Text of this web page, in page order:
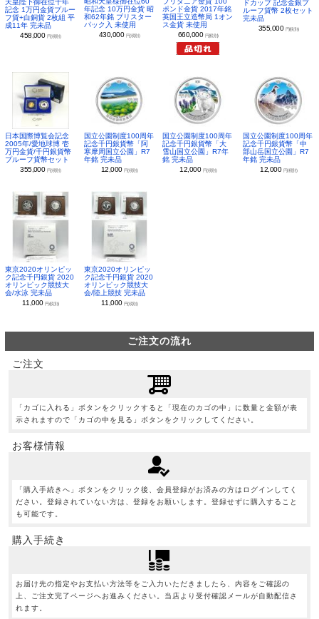
天皇陛下御在位十年
記念 1万円金貨プルー
フ貨+白銅貨 2枚組 平
成11年 完未品
458,000 円(税別)
年記念 10万円金貨 昭
和62年銘 ブリスター
パック入 未使用
430,000 円(税別)
ポンド金貨 2017年銘
英国王立造幣局 1オン
ス金貨 未使用
660,000 円(税別)
ドカップ 記念金銀プ
ルーフ貨幣 2枚セット
完未品
355,000 円(税別)
日本国際博覧会記念
2005年/愛地球博 壱
万円金貨/千円銀貨幣
プルーフ貨幣セット
355,000 円(税別)
国立公園制度100周年
記念千円銀貨幣「阿
寒摩周国立公園」R7
年銘 完未品
12,000 円(税別)
国立公園制度100周年
記念千円銀貨幣「大
雪山国立公園」R7年
銘 完未品
12,000 円(税別)
国立公園制度100周年
記念千円銀貨幣「中
部山岳国立公園」R7
年銘 完未品
12,000 円(税別)
東京2020オリンピッ
ク記念千円銀貨 2020
オリンピック競技大
会/水泳 完未品
11,000円(税別)
東京2020オリンピッ
ク記念千円銀貨 2020
オリンピック競技大
会/陸上競技 完未品
11,000 円(税別)
ご注文の流れ
ご注文
「カゴに入れる」ボタンをクリックすると「現在のカゴの中」に数量と金額が表
示されますので「カゴの中を見る」ボタンをクリックしてください。
お客様情報
「購入手続きへ」ボタンをクリック後、会員登録がお済みの方はログインしてく
ださい。登録されていない方は、登録をお願いします。登録せずに購入すること
も可能です。
購入手続き
お届け先の指定やお支払い方法等をご入力いただきましたら、内容をご確認の
上、ご注文完了ページへお進みください。当店より受付確認メールが自動配信さ
れます。